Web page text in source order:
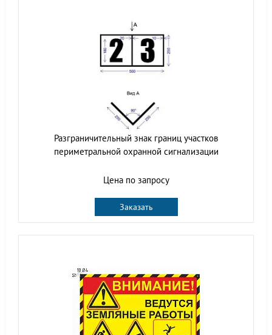
Разграничительный знак границ участков
периметральной охранной сигнализации
Цена по запросу
Заказать